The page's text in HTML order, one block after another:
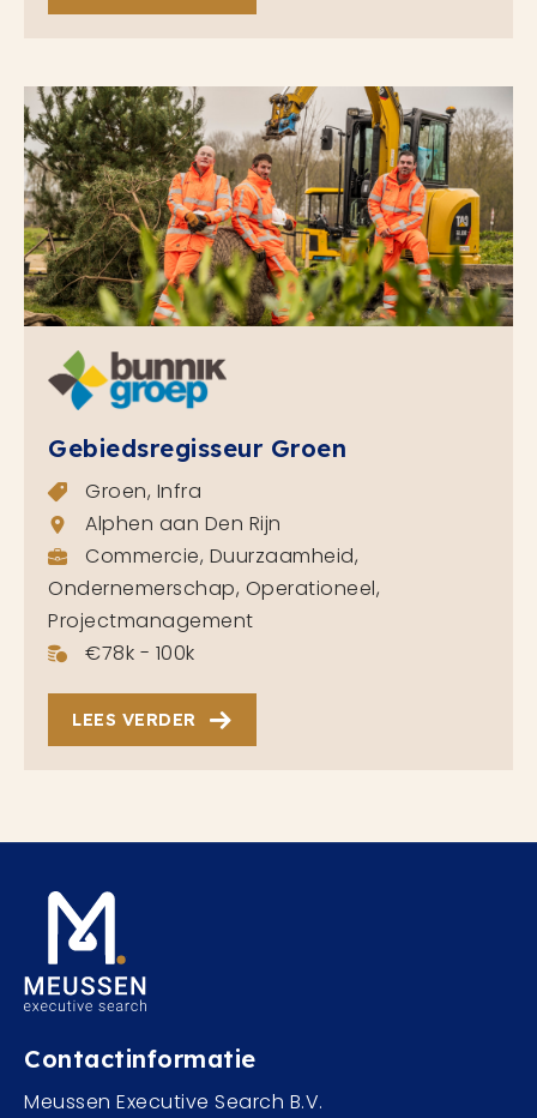
Gebiedsregisseur Groen
Groen, Infra
Alphen aan Den Rijn
Commercie, Duurzaamheid,
Ondernemerschap, Operationeel,
Projectmanagement
€78k - 100k
LEES VERDER
Contactinformatie
Meussen Executive Search B.V.